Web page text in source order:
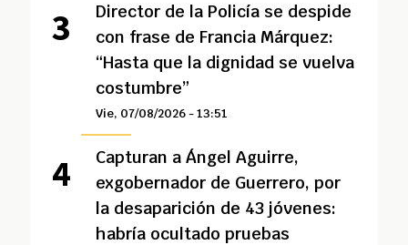
Director de la Policía se despide
con frase de Francia Márquez:
“Hasta que la dignidad se vuelva
costumbre”
Vie, 07/08/2026 - 13:51
Capturan a Ángel Aguirre,
exgobernador de Guerrero, por
la desaparición de 43 jóvenes:
habría ocultado pruebas